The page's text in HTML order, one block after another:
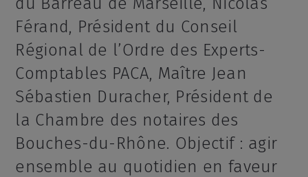
Férand, Président du Conseil
Régional de l’Ordre des Experts-
Comptables PACA, Maître Jean
Sébastien Duracher, Président de
la Chambre des notaires des
Bouches-du-Rhône. Objectif : agir
ensemble au quotidien en faveur